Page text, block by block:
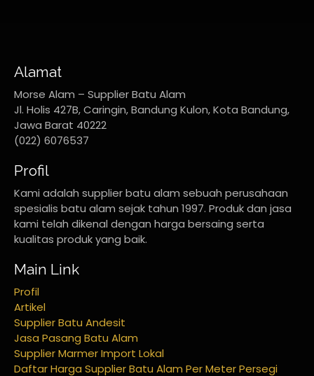
Alamat
Morse Alam – Supplier Batu Alam
Jl. Holis 427B, Caringin, Bandung Kulon, Kota Bandung,
Jawa Barat 40222
(022) 6076537
Profil
Kami adalah supplier batu alam sebuah perusahaan
spesialis batu alam sejak tahun 1997. Produk dan jasa
kami telah dikenal dengan harga bersaing serta
kualitas produk yang baik.
Main Link
Profil
Artikel
Supplier Batu Andesit
Jasa Pasang Batu Alam
Supplier Marmer Import Lokal
Daftar Harga Supplier Batu Alam Per Meter Persegi